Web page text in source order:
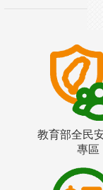
教育部全民
專區